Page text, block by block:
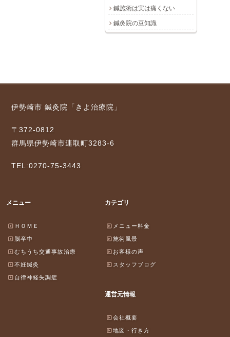
鍼施術は実は痛くない
鍼灸院の豆知識
伊勢崎市 鍼灸院「きよ治療院」
〒372-0812
群馬県伊勢崎市連取町3283-6
TEL:0270-75-3443
メニュー
ＨＯＭＥ
脳卒中
むちうち交通事故治療
不妊鍼灸
自律神経失調症
カテゴリ
メニュー料金
施術風景
お客様の声
スタッフブログ
運営元情報
会社概要
地図・行き方